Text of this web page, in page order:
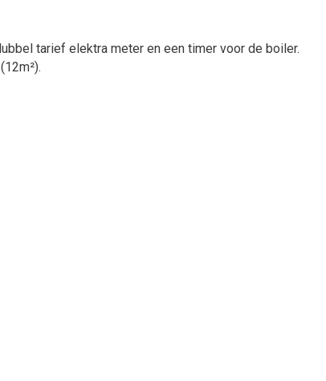
tarief elektra meter en een timer voor de boiler.